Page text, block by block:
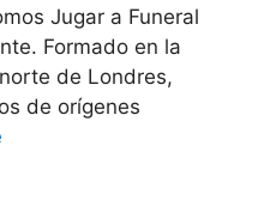
Jugar a Funeral
Formado en la
de Londres,
de orígenes